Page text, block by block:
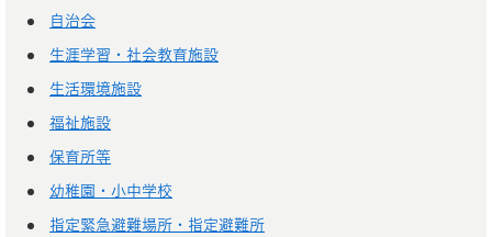
自治会
生涯学習・社会教育施設
生活環境施設
福祉施設
保育所等
幼稚園・小中学校
指定緊急避難場所・指定避難所